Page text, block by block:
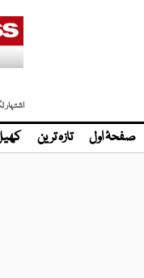
اشتہار
صفحۂ اول تازہ ترین